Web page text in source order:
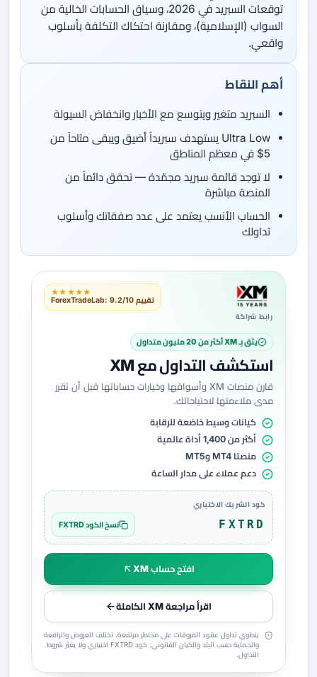
توقعات السبريد في 2026، وسياق الحسابات الخالية من
السواب (الإسلامية)، ومقارنة احتكاك التكلفة بأسلوب
واقعي.
أهم النقاط
السبريد متغير ويتوسع مع الأخبار وانخفاض السيولة
Ultra Low يستهدف سبريداً أضيق ويبقى متاحاً من
5$ في معظم المناطق
لا توجد قائمة سبريد مجمّدة — تحقق دائماً من
المنصة مباشرة
الحساب الأنسب يعتمد على عدد صفقاتك وأسلوب
تداولك
رابط شراكة
★★★★★
تقييم ForexTradeLab: 9.2/10
يثق بـ XM أكثر من 20 مليون متداول
استكشف التداول مع XM
قارن منصات XM وأسواقها وخيارات حساباتها قبل أن تقرر
مدى ملاءمتها لاحتياجاتك.
كيانات وسيط خاضعة للرقابة
أكثر من 1,400 أداة عالمية
منصتا MT4 وMT5
دعم عملاء على مدار الساعة
كود الشريك الاختياري
FXTRD نسخ الكود FXTRD
افتح حساب XM
اقرأ مراجعة XM الكاملة
ينطوي تداول عقود الفروقات على مخاطر مرتفعة. تختلف العروض والرافعة
والحماية حسب البلد والكيان القانوني. كود FXTRD اختياري ولا يغيّر شروط
التداول.